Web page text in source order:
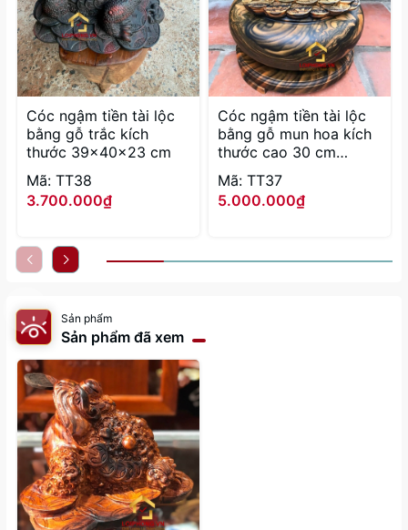
Cóc ngậm tiền tài lộc
bằng gỗ trắc kích
thước 39x40x23 cm
Mã: TT38
3.700.000₫
Cóc ngậm tiền tài lộc
bằng gỗ mun hoa kích
thước cao 30 cm
đường kính bình 28 cm
Mã: TT37
5.000.000₫
Sản phẩm
Sản phẩm đã xem